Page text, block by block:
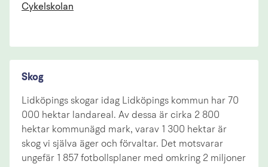
Cykelskolan
Skog
Lidköpings skogar idag Lidköpings kommun har 70
000 hektar landareal. Av dessa är cirka 2 800
hektar kommunägd mark, varav 1 300 hektar är
skog vi själva äger och förvaltar. Det motsvarar
ungefär 1 857 fotbollsplaner med omkring 2 miljoner